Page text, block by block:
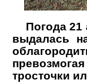
Погода 21
выдалась
тросточки